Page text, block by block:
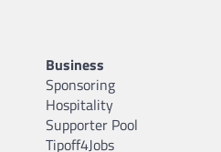
Business
Sponsoring
Hospitality
Supporter Pool
Tipoff4Jobs